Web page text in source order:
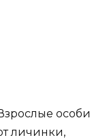
особи
личинки,